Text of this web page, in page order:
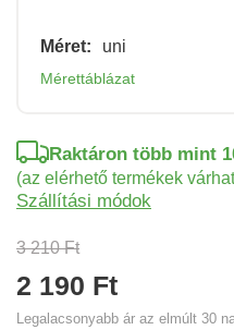
Méret: uni
Mérettáblázat
3 210 Ft
2 190 Ft
Legalacsonyabb ár az elmúlt 30
Raktáron több mint
(az elérhető termékek
Szállítási módok